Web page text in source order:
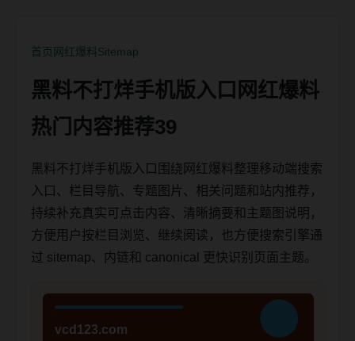
首页网红爆料Sitemap
黑料不打烊手机版入口网红爆料
热门内容推荐39
黑料不打烊手机版入口围绕网红爆料整理移动端搜索
入口、栏目导航、专题图片、相关问题和站内推荐，
持续补充真实可点击内容、清晰摘要和主题图说明，
方便用户按栏目浏览、继续阅读，也方便搜索引擎通
过 sitemap、内链和 canonical 更快识别页面主题。